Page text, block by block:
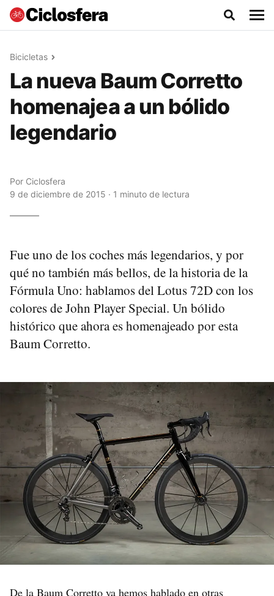
Bicicletas
La nueva Baum Corretto
homenajea a un bólido
legendario
Por Ciclosfera
9 de diciembre de 2015 · 1 minuto de lectura
Fue uno de los coches más legendarios, y por
qué no también más bellos, de la historia de la
Fórmula Uno: hablamos del Lotus 72D con los
colores de John Player Special. Un bólido
histórico que ahora es homenajeado por esta
Baum Corretto.
De la Baum Corretto ya hemos hablado en otras